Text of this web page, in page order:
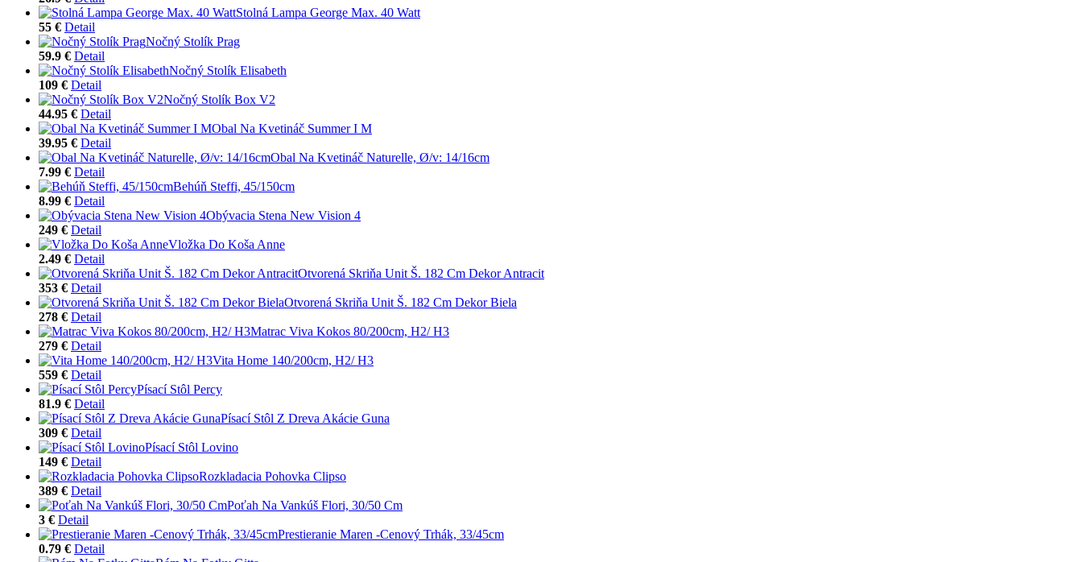
Stolná Lampa George Max. 40 Watt
55 € Detail
Nočný Stolík Prag
59.9 € Detail
Nočný Stolík Elisabeth
109 € Detail
Nočný Stolík Box V2
44.95 € Detail
Obal Na Kvetináč Summer I M
39.95 € Detail
Obal Na Kvetináč Naturelle, Ø/v: 14/16cm
7.99 € Detail
Behúň Steffi, 45/150cm
8.99 € Detail
Obývacia Stena New Vision 4
249 € Detail
Vložka Do Koša Anne
2.49 € Detail
Otvorená Skriňa Unit Š. 182 Cm Dekor Antracit
353 € Detail
Otvorená Skriňa Unit Š. 182 Cm Dekor Biela
278 € Detail
Matrac Viva Kokos 80/200cm, H2/ H3
279 € Detail
Vita Home 140/200cm, H2/ H3
559 € Detail
Písací Stôl Percy
81.9 € Detail
Písací Stôl Z Dreva Akácie Guna
309 € Detail
Písací Stôl Lovino
149 € Detail
Rozkladacia Pohovka Clipso
389 € Detail
Poťah Na Vankúš Flori, 30/50 Cm
3 € Detail
Prestieranie Maren -Cenový Trhák, 33/45cm
0.79 € Detail